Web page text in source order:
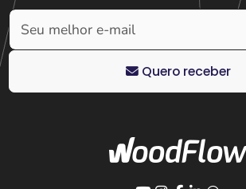
Quero receber